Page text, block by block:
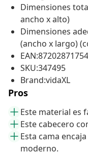
Dimensiones
ancho x alto)
Dimensiones
(ancho x largo)
SKU:347495
Brand:vidaXL
Pros
Este material es
Este cabecero
Esta cama
moderno.